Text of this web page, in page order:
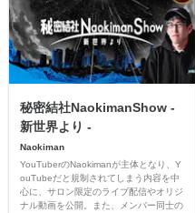
秘密結社NaokimanShow -
新世界より -
Naokiman
YouTuberのNaokimanが主体となり、Y
ouTubeだと規制されてしまう内容を中
心に、サロン限定のライブ配信やオリジ
ナル動画を公開。また、メンバー同士の